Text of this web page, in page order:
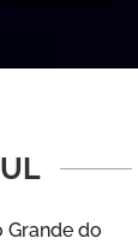
Grande do